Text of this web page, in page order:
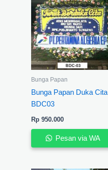
Bunga Papan
Bunga Papan Duka Cita
BDC03
Rp950.000
Pesan via WA